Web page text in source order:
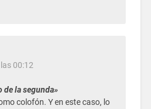
00:12
de la segunda»
colofón. Y en este caso, lo